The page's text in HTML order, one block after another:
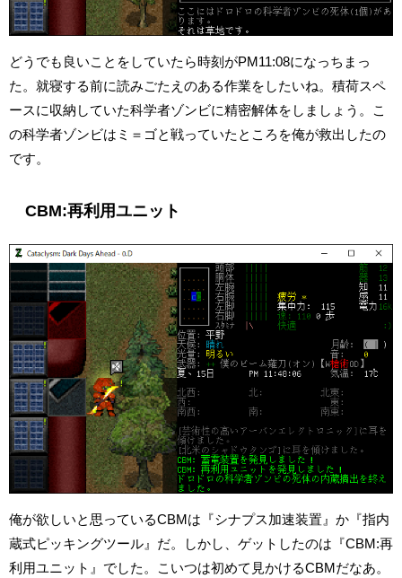
どうでも良いことをしていたら時刻がPM11:08になっちまっ
た。就寝する前に読みごたえのある作業をしたいね。積荷スペ
ースに収納していた科学者ゾンビに精密解体をしましょう。こ
の科学者ゾンビはミ＝ゴと戦っていたところを俺が救出したの
です。
CBM:再利用ユニット
俺が欲しいと思っているCBMは『シナプス加速装置』か『指内
蔵式ピッキングツール』だ。しかし、ゲットしたのは『CBM:再
利用ユニット』でした。こいつは初めて見かけるCBMだなあ。